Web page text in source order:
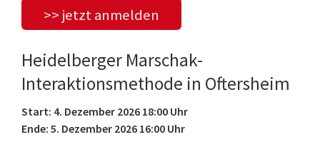
>> jetzt anmelden
Heidelberger Marschak-
Interaktionsmethode in Oftersheim
Start: 4. Dezember 2026 18:00 Uhr
Ende: 5. Dezember 2026 16:00 Uhr